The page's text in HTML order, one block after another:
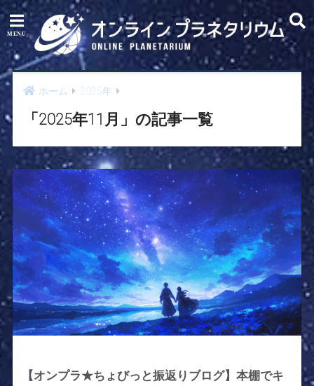
ホーム 2025年
「2025年11月」の記事一覧
【オンプラ★ちょびっと振返りブログ】本棚でキ